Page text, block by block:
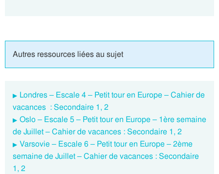
Autres ressources liées au sujet
Londres – Escale 4 – Petit tour en Europe – Cahier de
vacances : Secondaire 1, 2
Oslo – Escale 5 – Petit tour en Europe – 1ère semaine
de Juillet – Cahier de vacances : Secondaire 1, 2
Varsovie – Escale 6 – Petit tour en Europe – 2ème
semaine de Juillet – Cahier de vacances : Secondaire
1, 2